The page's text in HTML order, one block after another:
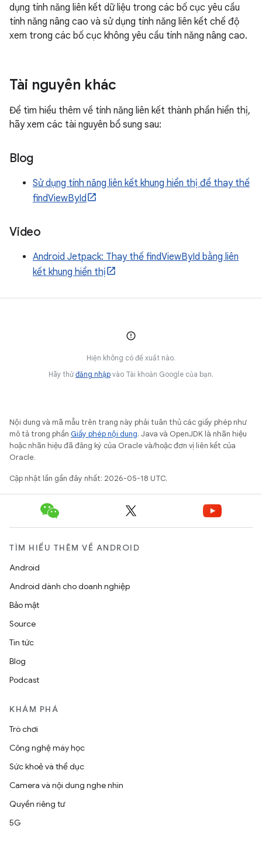
dụng tính năng liên kết dữ liệu trong các bố cục yêu cầu
tính năng nâng cao và sử dụng tính năng liên kết chế độ
xem trong các bố cục không yêu cầu tính năng nâng cao.
Tài nguyên khác
Để tìm hiểu thêm về tính năng liên kết thành phần hiển thị,
hãy xem các tài nguyên bổ sung sau:
Blog
Sử dụng tính năng liên kết khung hiển thị để thay thế
findViewById
Video
Android Jetpack: Thay thế findViewById bằng liên
kết khung hiển thị
Hiện không có đề xuất nào.
Hãy thửđăng nhập vào Tài khoản Google của bạn.
Nội dung và mã mẫu trên trang này phải tuân thủ các giấy phép như
mô tả trong phần Giấy phép nội dung. Java và OpenJDK là nhãn hiệu
hoặc nhãn hiệu đã đăng ký của Oracle và/hoặc đơn vị liên kết của
Oracle.
Cập nhật lần gần đây nhất: 2026-05-18 UTC.
TÌM HIỂU THÊM VỀ ANDROID
Android
Android dành cho doanh nghiệp
Bảo mật
Source
Tin tức
Blog
Podcast
KHÁM PHÁ
Trò chơi
Công nghệ máy học
Sức khoẻ và thể dục
Camera và nội dung nghe nhìn
Quyền riêng tư
5G